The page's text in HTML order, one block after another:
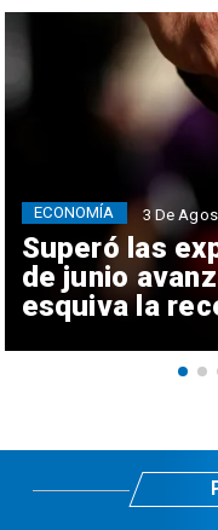
Superó las
de junio
esquiva la
ECONOMÍA 3 De